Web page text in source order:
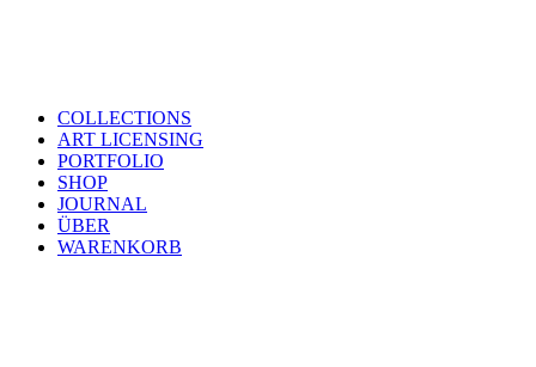
COLLECTIONS
ART LICENSING
PORTFOLIO
SHOP
JOURNAL
ÜBER
WARENKORB